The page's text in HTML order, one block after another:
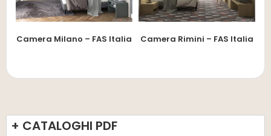
Camera Milano – FAS Italia Camera Rimini – FAS Italia
+ CATALOGHI PDF